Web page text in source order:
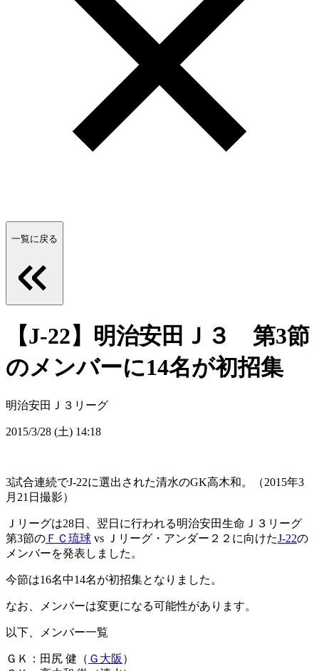
一覧に戻る
【J-22】明治安田Ｊ３ 第3節
のメンバーに14名が初招集
明治安田Ｊ３リーグ
2015/3/28 (土) 14:18
3試合連続でJ-22に選出された清水のGK高木和。（2015年3
月21日撮影）
Ｊリーグは28日、翌日に行われる明治安田生命Ｊ３リーグ
第3節の ＦＣ琉球 vs Ｊリーグ・アンダー２２に向けたJ-22の
メンバーを発表しました。
今節は16名中14名が初招集となりました。
なお、メンバーは変更になる可能性があります。
以下、メンバー一覧
ＧＫ：田尻 健（ Ｇ大阪 ）